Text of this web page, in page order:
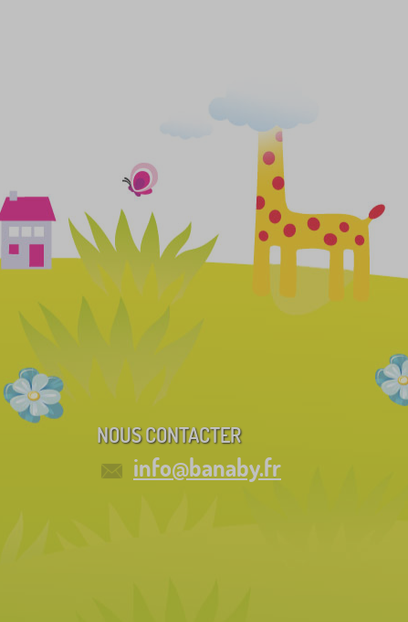
NOUS CONTACTER
info@banaby.fr